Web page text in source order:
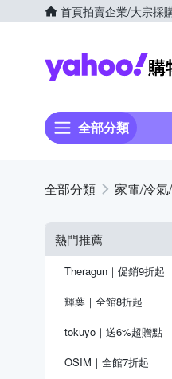
首頁拍賣企業/大宗採
全部分類
家電/冷
熱門推薦
Theragun｜促銷9折起
輝葉｜全館8折起
tokuyo｜送6%超贈點
OSIM｜全館7折起